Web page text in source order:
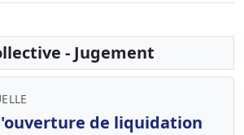
- Jugement
de liquidation